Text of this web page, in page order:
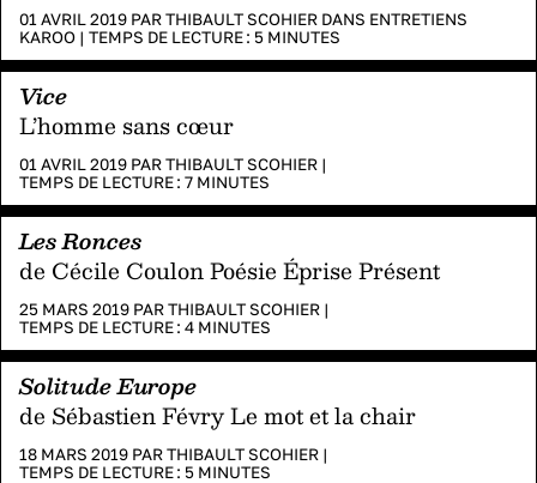
01 AVRIL 2019 PARTHIBAULT SCOHIER DANS ENTRETIENS
KAROO | TEMPS DE LECTURE : 5 MINUTES
Vice
L’homme sans cœur
01 AVRIL 2019 PARTHIBAULT SCOHIER |
TEMPS DE LECTURE : 7 MINUTES
Les Ronces
de Cécile Coulon Poésie Éprise Présent
25 MARS 2019 PARTHIBAULT SCOHIER |
TEMPS DE LECTURE : 4 MINUTES
Solitude Europe
de Sébastien Févry Le mot et la chair
18 MARS 2019 PARTHIBAULT SCOHIER |
TEMPS DE LECTURE : 5 MINUTES